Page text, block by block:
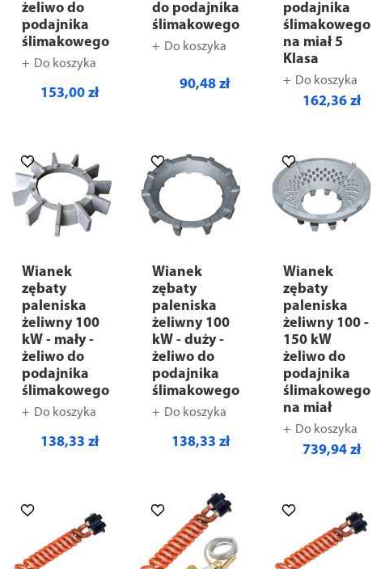
żeliwo do
podajnika
ślimakowego
Do koszyka
153,00 zł
do podajnika
ślimakowego
Do koszyka
90,48 zł
podajnika
ślimakowego
na miał 5
Klasa
Do koszyka
162,36 zł
Wianek
zębaty
paleniska
żeliwny 100
kW - mały -
żeliwo do
podajnika
ślimakowego
Do koszyka
138,33 zł
Wianek
zębaty
paleniska
żeliwny 100
kW - duży -
żeliwo do
podajnika
ślimakowego
Do koszyka
138,33 zł
Wianek
zębaty
paleniska
żeliwny 100 -
150 kW
żeliwo do
podajnika
ślimakowego
na miał
Do koszyka
739,94 zł